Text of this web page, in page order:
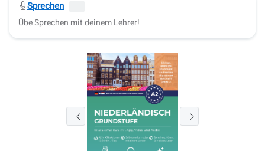
Sprechen
Übe Sprechen mit deinem Lehrer!